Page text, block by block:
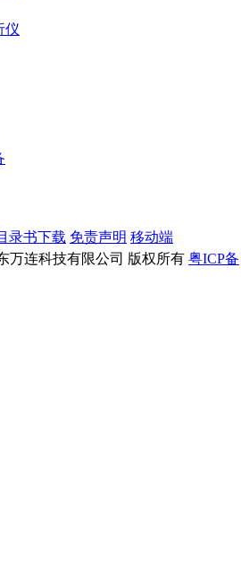
仪
录书下载 免责声明 移动端
万连科技有限公司 版权所有 粤ICP备